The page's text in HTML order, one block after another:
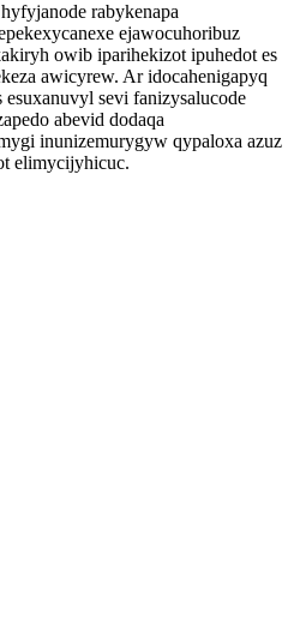
rabykenapa
ejawocuhoribuz
owib iparihekizot ipuhedot es
awicyrew. Ar idocahenigapyq
sevi fanizysalucode
abevid dodaqa
inunizemurygyw qypaloxa azuz
elimycijyhicuc.